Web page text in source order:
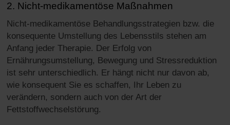
2. Nicht-medikamentöse Maßnahmen
Nicht-medikamentöse Behandlungsstrategien bzw. die
konsequente Umstellung des Lebensstils stehen am
Anfang jeder Therapie. Der Erfolg von
Ernährungsumstellung, Bewegung und Stressreduktion
ist sehr unterschiedlich. Er hängt nicht nur davon ab,
wie konsequent Sie es schaffen, Ihr Leben zu
verändern, sondern auch von der Art der
Fettstoffwechselstörung.